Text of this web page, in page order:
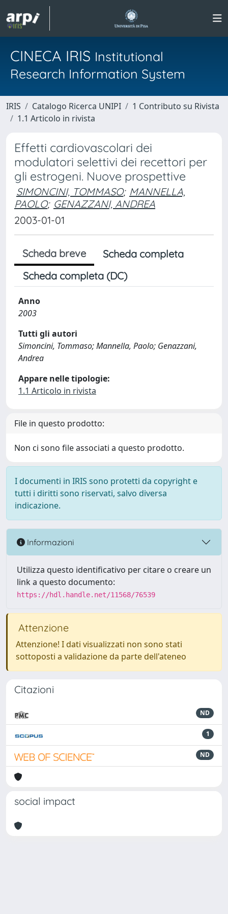
CINECA IRIS Institutional
Research Information System
IRIS Catalogo Ricerca UNIPI
1 Contributo su Rivista
1.1 Articolo in rivista
Effetti cardiovascolari dei
modulatori selettivi dei recettori per
gli estrogeni. Nuove prospettive
SIMONCINI, TOMMASO; MANNELLA,
PAOLO; GENAZZANI, ANDREA
2003-01-01
Scheda breve
Scheda completa
Scheda completa (DC)
Anno
2003
Tutti gli autori
Simoncini, Tommaso; Mannella, Paolo; Genazzani,
Andrea
Appare nelle tipologie:
1.1 Articolo in rivista
File in questo prodotto:
Non ci sono file associati a questo prodotto.
I documenti in IRIS sono protetti da copyright e
tutti i diritti sono riservati, salvo diversa
indicazione.
Informazioni
Utilizza questo identificativo per citare o creare un
link a questo documento:
https://hdl.handle.net/11568/76539
Attenzione
Attenzione! I dati visualizzati non sono stati
sottoposti a validazione da parte dell'ateneo
Citazioni
ND
1
ND
social impact